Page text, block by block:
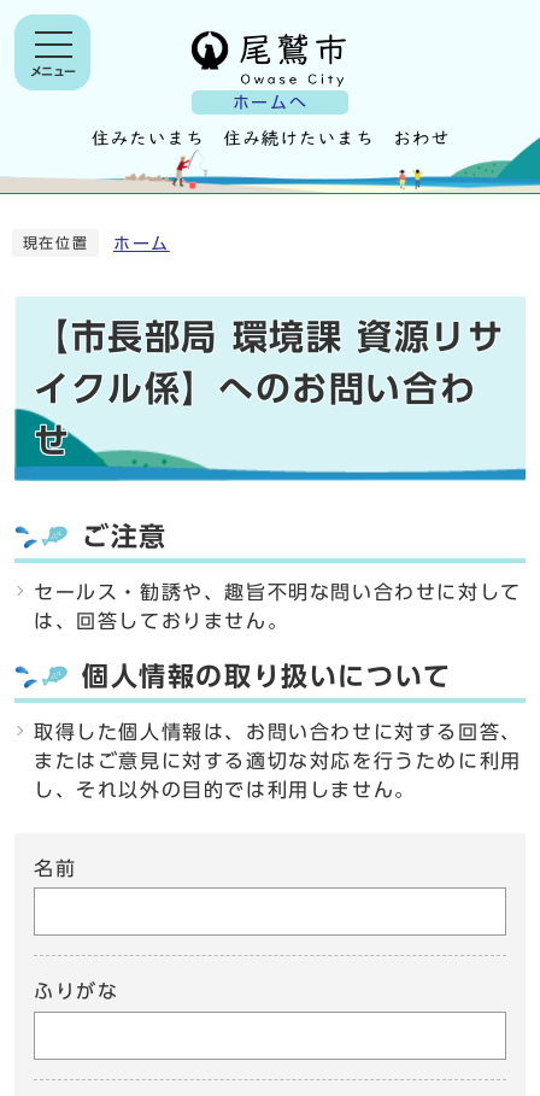
ホームへ
メニュー
現在位置 ホーム
【市長部局 環境課 資源リサ
イクル係】へのお問い合わ
せ
ご注意
セールス・勧誘や、趣旨不明な問い合わせに対して
は、回答しておりません。
個人情報の取り扱いについて
取得した個人情報は、お問い合わせに対する回答、
またはご意見に対する適切な対応を行うために利用
し、それ以外の目的では利用しません。
名前
ふりがな